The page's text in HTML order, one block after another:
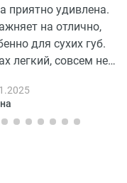
приятно удивлена.
на отлично,
для сухих губ.
легкий, совсем не
даже
легко, без